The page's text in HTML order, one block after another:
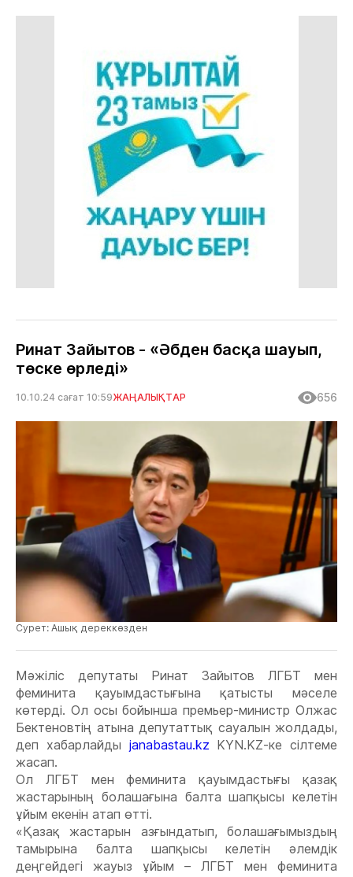
Ринат Зайытов - «Әбден басқа шауып,
төске өрледі»
10.10.24 сағат 10:59ЖАҢАЛЫҚТАР 656
Сурет: Ашық дереккөзден
Мәжіліс депутаты Ринат Зайытов ЛГБТ мен
феминита қауымдастығына қатысты мәселе
көтерді. Ол осы бойынша премьер-министр Олжас
Бектеновтің атына депутаттық сауалын жолдады,
деп хабарлайды janabastau.kz KYN.KZ-ке сілтеме
жасап.
Ол ЛГБТ мен феминита қауымдастығы қазақ
жастарының болашағына балта шапқысы келетін
ұйым екенін атап өтті.
«Қазақ жастарын азғындатып, болашағымыздың
тамырына балта шапқысы келетін әлемдік
деңгейдегі жауыз ұйым – ЛГБТ мен феминита